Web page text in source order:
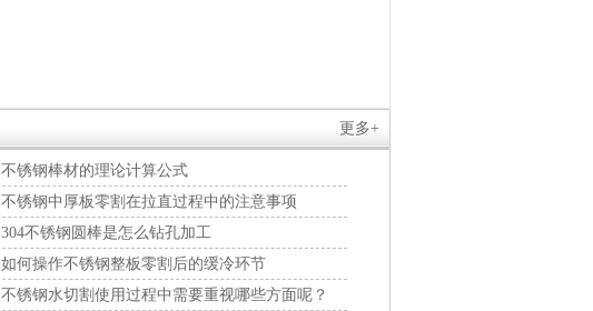
更多+
不锈钢棒材的理论计算公式
不锈钢中厚板零割在拉直过程中的注意事项
304不锈钢圆棒是怎么钻孔加工
如何操作不锈钢整板零割后的缓冷环节
不锈钢水切割使用过程中需要重视哪些方面呢？